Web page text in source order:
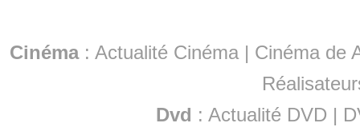
Cinéma: Actualité Cinéma | Cinéma de
Dvd : Actualité DVD |